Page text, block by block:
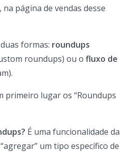
página de vendas desse
formas: roundups
roundups) ou o fluxo de
primeiro lugar os “Roundups
É uma funcionalidade da
um tipo específico de